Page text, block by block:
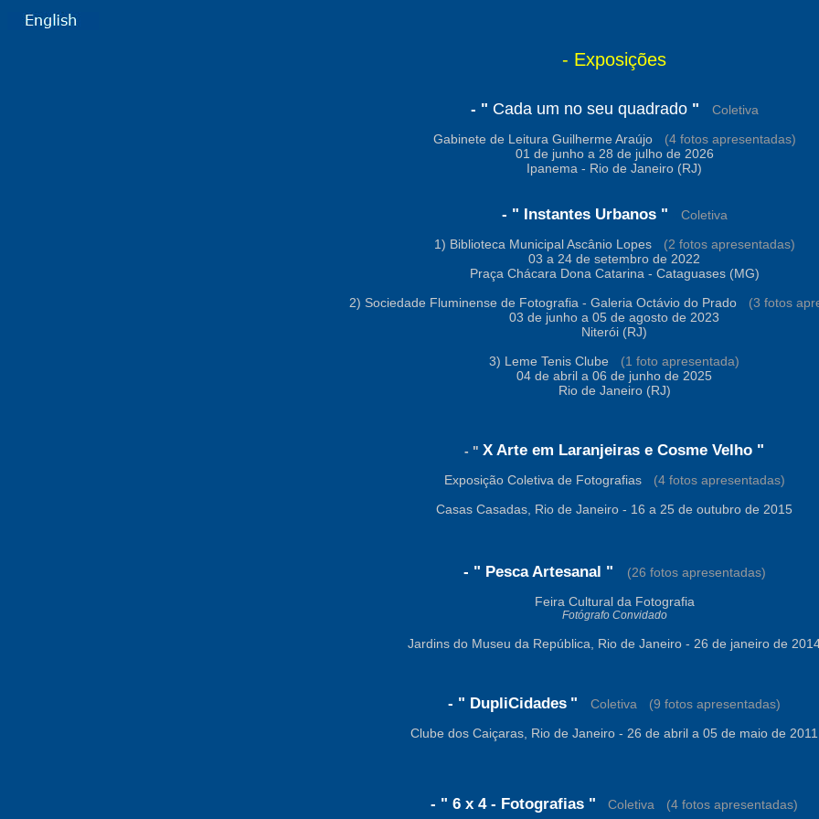
- Exposições
- " Cada um no seu quadrado "
Coletiva
Gabinete de Leitura Guilherme Araújo
(4 fotos apresentadas)
01 de junho a 28 de julho de 2026
Ipanema - Rio de Janeiro (RJ)
- " Instantes Urbanos "
Coletiva
1) Biblioteca Municipal Ascânio Lopes
(2 fotos apresentadas)
03 a 24 de setembro de 2022
Praça Chácara Dona Catarina - Cataguases (MG)
2) Sociedade Fluminense de Fotografia - Galeria Octávio do Prado
(3 fotos
03 de junho a 05 de agosto de 2023
Niterói (RJ)
3) Leme Tenis Clube
(1 foto apresentada)
04 de abril a 06 de junho de 2025
Rio de Janeiro (RJ)
- " X Arte em Laranjeiras e Cosme Velho "
Exposição Coletiva de Fotografias
(4 fotos apresentadas)
Casas Casadas Rio de Janeiro - 16 a 25 de outubro de 2015
- " Pesca Artesanal "
(26 fotos apresentadas)
Feira Cultural da Fotografia
Fotógrafo Convidado
Jardins do Museu da República Rio de Janeiro - 26 de janeiro de
- " DupliCidades " Coletiva
(9 fotos apresentadas)
Clube dos Caiçaras, Rio de Janeiro - 26 de abril a 05 de maio de 2011
- " 6 x 4 - Fotografias " Coletiva (4 fotos apresentadas)